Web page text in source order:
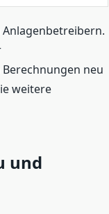
neu
weitere
und